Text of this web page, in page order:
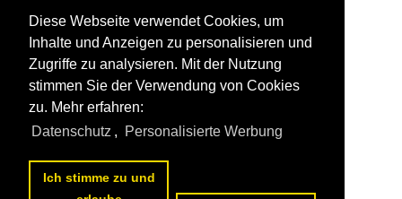
Diese Webseite verwendet Cookies, um
Inhalte und Anzeigen zu personalisieren und
Zugriffe zu analysieren. Mit der Nutzung
stimmen Sie der Verwendung von Cookies
zu. Mehr erfahren:
Datenschutz , Personalisierte Werbung
Ich stimme zu und